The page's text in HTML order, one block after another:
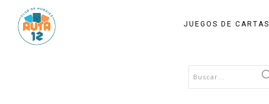
JUEGOS DE CARTAS